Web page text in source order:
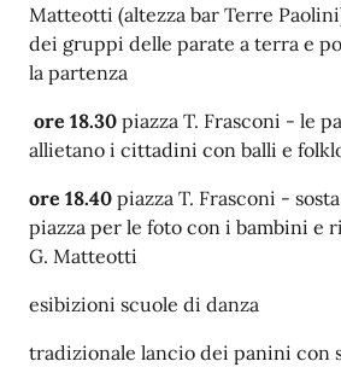
Matteotti (altezza bar Terre
dei gruppi delle parate a terra e
la partenza
ore 18.30 piazza T. Frasconi - le
allietano i cittadini con balli e
ore 18.40 piazza T. Frasconi -
piazza per le foto con i bambini e
G. Matteotti
esibizioni scuole di danza
tradizionale lancio dei panini con